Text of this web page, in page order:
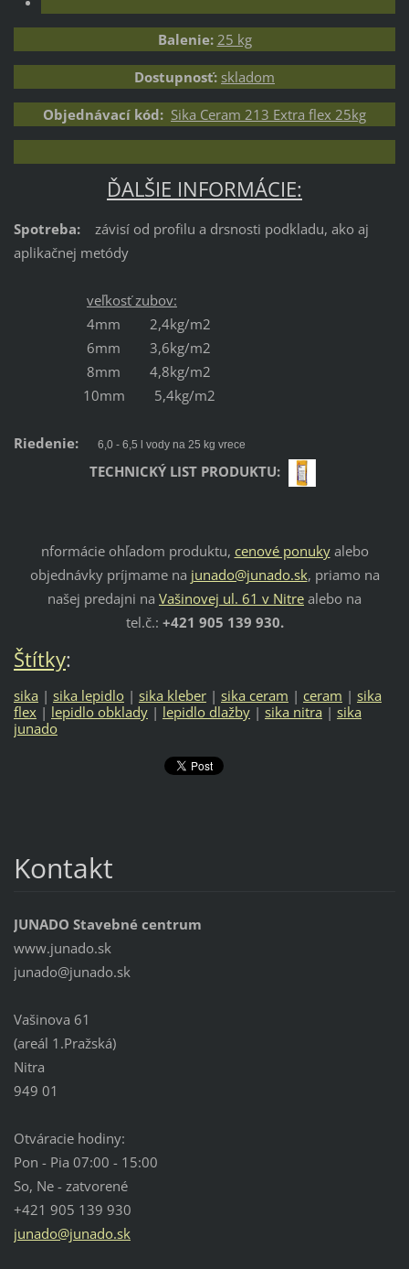
Balenie: 25 kg
Dostupnosť: skladom
Objednávací kód: Sika Ceram 213 Extra flex 25kg
ĎALŠIE INFORMÁCIE:
Spotreba:závisí od profilu a drsnosti podkladu, ako aj
aplikačnej metódy
veľkosť zubov:
4mm 2,4kg/m2
6mm 3,6kg/m2
8mm 4,8kg/m2
10mm 5,4kg/m2
Riedenie: 6,0 - 6,5 l vody na 25 kg vrece
TECHNICKÝ LIST PRODUKTU:
nformácie ohľadom produktu, cenové ponukyalebo
objednávky príjmame na junado@junado.sk, priamo na
našej predajni na Vašinovej ul. 61 v Nitre alebo na
tel.č.: +421 905 139 930.
Štítky:
sika | sika lepidlo | sika kleber | sika ceram | ceram | sika
flex | lepidlo obklady | lepidlo dlažby | sika nitra | sika
junado
Kontakt
JUNADO Stavebné centrum
www.junado.sk
junado@junado.sk
Vašinova 61
(areál 1.Pražská)
Nitra
949 01
Otváracie hodiny:
Pon - Pia 07:00 - 15:00
So, Ne - zatvorené
+421 905 139 930
junado@junado.sk